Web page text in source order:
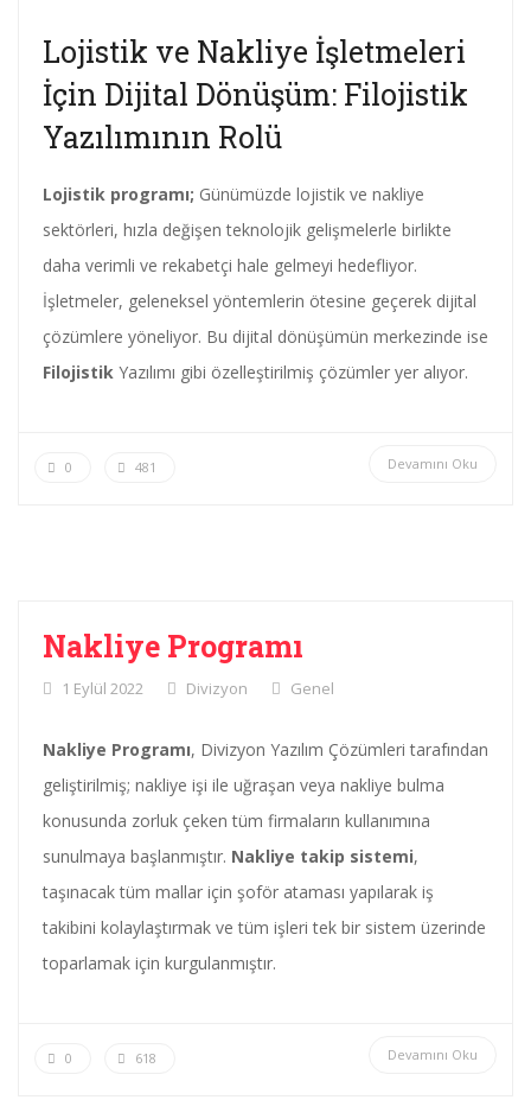
Lojistik ve Nakliye İşletmeleri
İçin Dijital Dönüşüm: Filojistik
Yazılımının Rolü
Lojistik programı; Günümüzde lojistik ve nakliye
sektörleri, hızla değişen teknolojik gelişmelerle birlikte
daha verimli ve rekabetçi hale gelmeyi hedefliyor.
İşletmeler, geleneksel yöntemlerin ötesine geçerek dijital
çözümlere yöneliyor. Bu dijital dönüşümün merkezinde ise
Filojistik Yazılımı gibi özelleştirilmiş çözümler yer alıyor.
Devamını Oku
0 481
Nakliye Programı
1 Eylül 2022 Divizyon Genel
Nakliye Programı, Divizyon Yazılım Çözümleri tarafından
geliştirilmiş; nakliye işi ile uğraşan veya nakliye bulma
konusunda zorluk çeken tüm firmaların kullanımına
sunulmaya başlanmıştır. Nakliye takip sistemi,
taşınacak tüm mallar için şoför ataması yapılarak iş
takibini kolaylaştırmak ve tüm işleri tek bir sistem üzerinde
toparlamak için kurgulanmıştır.
Devamını Oku
0 618